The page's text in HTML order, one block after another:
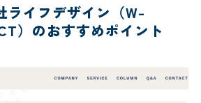
ライフデザイン（W-
）のおすすめポイント